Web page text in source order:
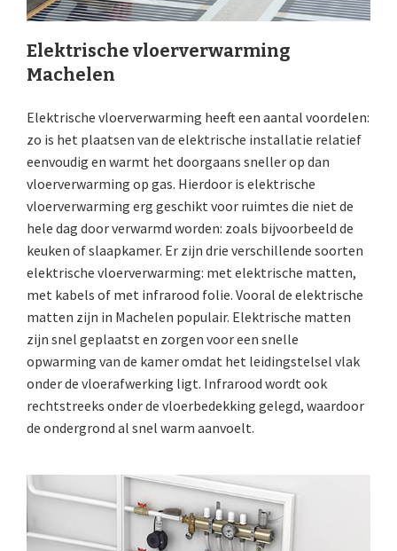
Elektrische vloerverwarming
Machelen
Elektrische vloerverwarming heeft een aantal voordelen:
zo is het plaatsen van de elektrische installatie relatief
eenvoudig en warmt het doorgaans sneller op dan
vloerverwarming op gas. Hierdoor is elektrische
vloerverwarming erg geschikt voor ruimtes die niet de
hele dag door verwarmd worden: zoals bijvoorbeeld de
keuken of slaapkamer. Er zijn drie verschillende soorten
elektrische vloerverwarming: met elektrische matten,
met kabels of met infrarood folie. Vooral de elektrische
matten zijn in Machelen populair. Elektrische matten
zijn snel geplaatst en zorgen voor een snelle
opwarming van de kamer omdat het leidingstelsel vlak
onder de vloerafwerking ligt. Infrarood wordt ook
rechtstreeks onder de vloerbedekking gelegd, waardoor
de ondergrond al snel warm aanvoelt.